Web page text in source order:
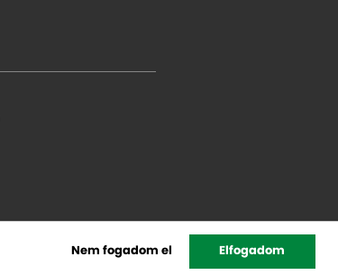
Nem fogadom el Elfogadom